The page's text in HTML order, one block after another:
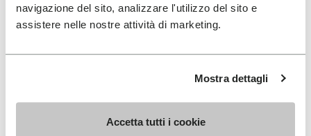
navigazione del sito, analizzare l'utilizzo del sito e
assistere nelle nostre attività di marketing.
Mostra dettagli
Accetta tutti i cookie
Details